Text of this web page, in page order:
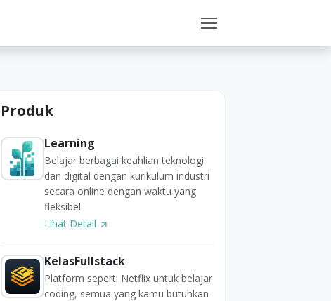
Produk
Learning
Belajar berbagai keahlian teknologi
dan digital dengan kurikulum industri
secara online dengan waktu yang
fleksibel.
Lihat Detail
KelasFullstack
Platform seperti Netflix untuk belajar
coding, semua yang kamu butuhkan